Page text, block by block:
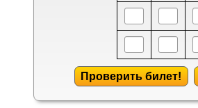
Проверить билет!